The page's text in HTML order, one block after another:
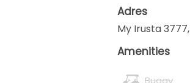
Adres
My Irusta 3777,
Amenities
Buggy